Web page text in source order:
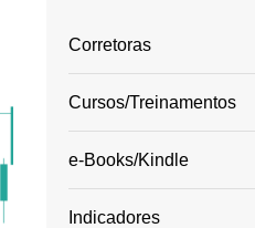
Corretoras
Cursos/Treinamentos
e-Books/Kindle
Indicadores